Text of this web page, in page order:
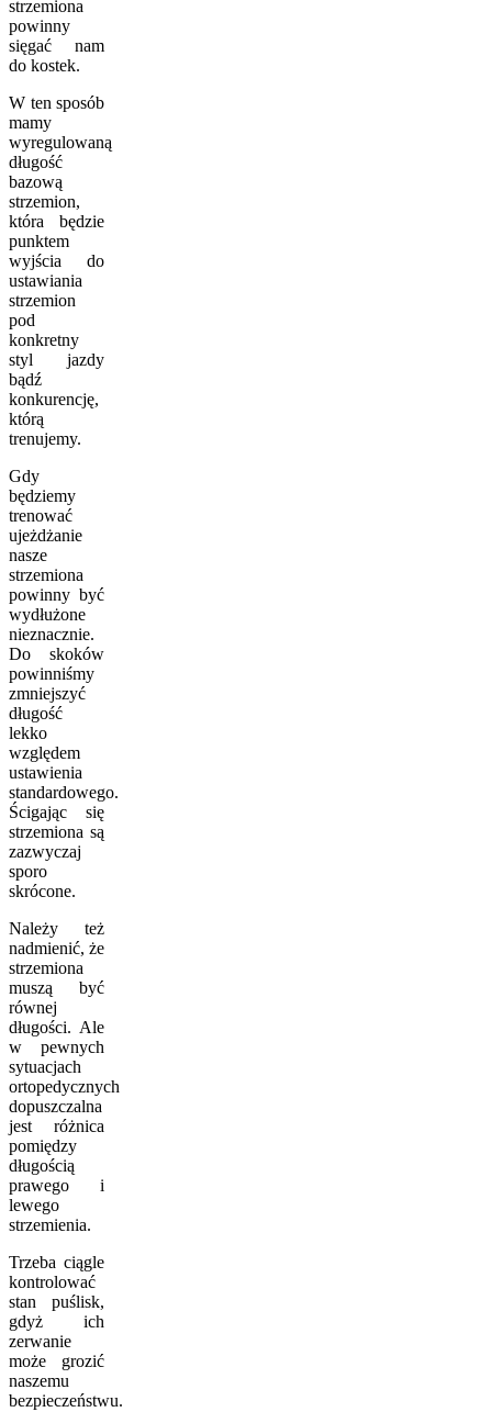
strzemiona
powinny
sięgać nam
do kostek.
W ten sposób
mamy
wyregulowaną
długość
bazową
strzemion,
która będzie
punktem
wyjścia do
ustawiania
strzemion
pod
konkretny
styl jazdy
bądź
konkurencję,
którą
trenujemy.
Gdy
będziemy
trenować
ujeżdżanie
nasze
strzemiona
powinny być
wydłużone
nieznacznie.
Do skoków
powinniśmy
zmniejszyć
długość
lekko
względem
ustawienia
standardowego.
Ścigając się
strzemiona są
zazwyczaj
sporo
skrócone.
Należy też
nadmienić, że
strzemiona
muszą być
równej
długości. Ale
w pewnych
sytuacjach
ortopedycznych
dopuszczalna
jest różnica
pomiędzy
długością
prawego i
lewego
strzemienia.
Trzeba ciągle
kontrolować
stan puślisk,
gdyż ich
zerwanie
może grozić
naszemu
bezpieczeństwu.